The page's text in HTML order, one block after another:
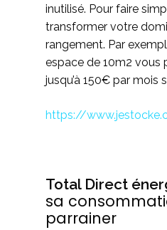
inutilisé. Pour faire
transformer votre
rangement. Par
espace de 10m2 vous
jusqu’à 150€ par mois
https://
Total Direct
sa
parrainer